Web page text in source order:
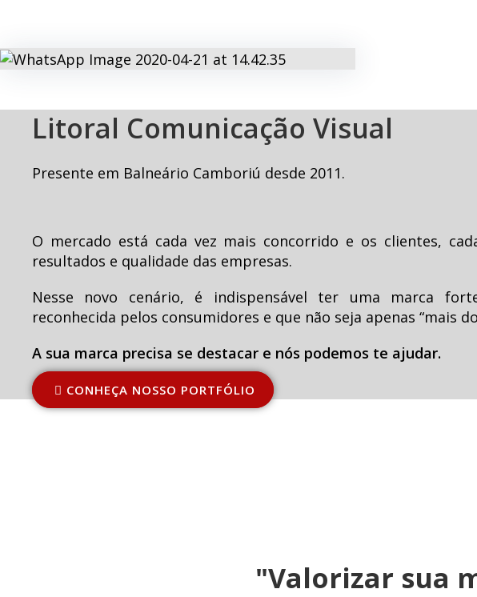
Litoral Comunicação Visual
Presente em Balneário Camboriú desde 2011.
O mercado está cada vez mais concorrido e os clientes,
resultados e qualidade das empresas.
Nesse novo cenário, é indispensável ter uma marca
reconhecida pelos consumidores e que não seja apenas “mais
A sua marca precisa se destacar e nós podemos te ajudar.
CONHEÇA NOSSO PORTFÓLIO
"Valorizar sua